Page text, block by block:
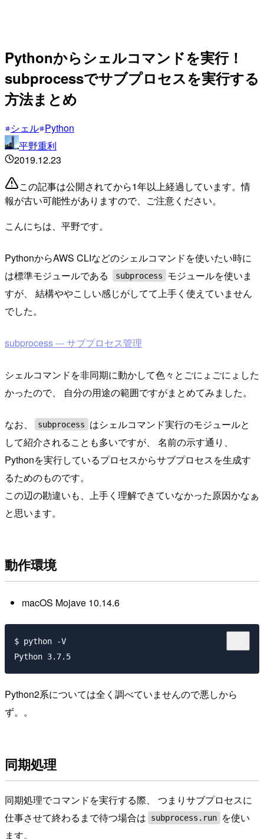
Pythonからシェルコマンドを実行！
subprocessでサブプロセスを実行する
方法まとめ
シェル Python
平野重利
2019.12.23
この記事は公開されてから1年以上経過しています。情
報が古い可能性がありますので、ご注意ください。
こんにちは、平野です。
PythonからAWS CLIなどのシェルコマンドを使いたい時に
は標準モジュールである
subprocess
モジュールを使いま
すが、 結構ややこしい感じがしてて上手く使えていません
でした。
subprocess --- サブプロセス管理
シェルコマンドを非同期に動かして色々とごにょごにょした
かったので、 自分の用途の範囲ですがまとめてみました。
なお、 subprocess
はシェルコマンド実行のモジュールと
して紹介されることも多いですが、 名前の示す通り、
Pythonを実行しているプロセスからサブプロセスを生成す
るためのものです。
この辺の勘違いも、上手く理解できていなかった原因かなぁ
と思います。
動作環境
macOS Mojave 10.14.6
$ python -V
Python2系については全く調べていませんので悪しから
ず。。
同期処理
同期処理でコマンドを実行する際、 つまりサブプロセスに
仕事させて終わるまで待つ場合は
subprocess.run
を使い
ます。